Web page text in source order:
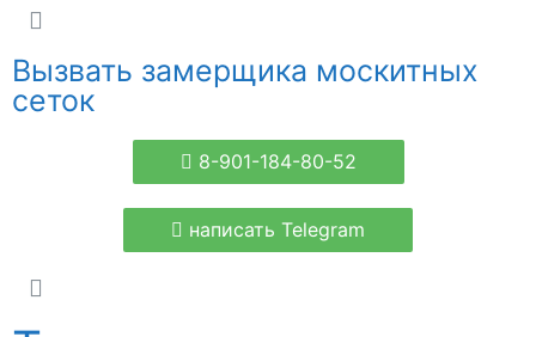
Вызвать замерщика москитных
сеток
8-901-184-80-52
написать Telegram